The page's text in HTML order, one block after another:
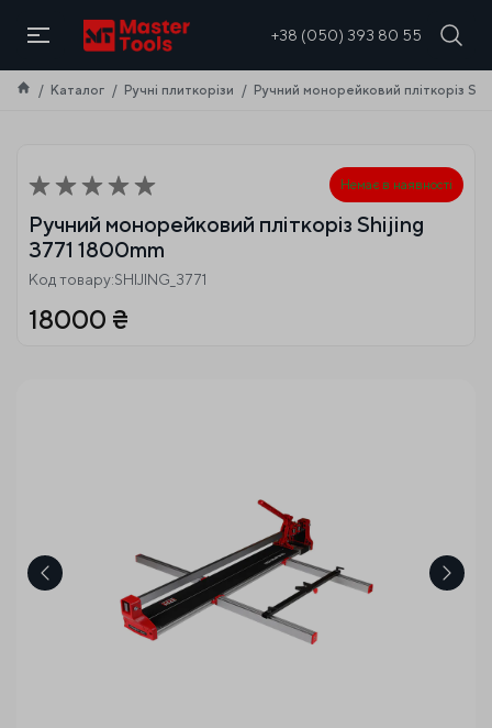
+38 (050) 393 80 55
UA
Каталог Ручні плиткорізи Ручний монорейковий пліткоріз
Немає в наявності
Ручний монорейковий пліткоріз Shijing
3771 1800mm
Код товару:SHIJING_3771
18000 ₴